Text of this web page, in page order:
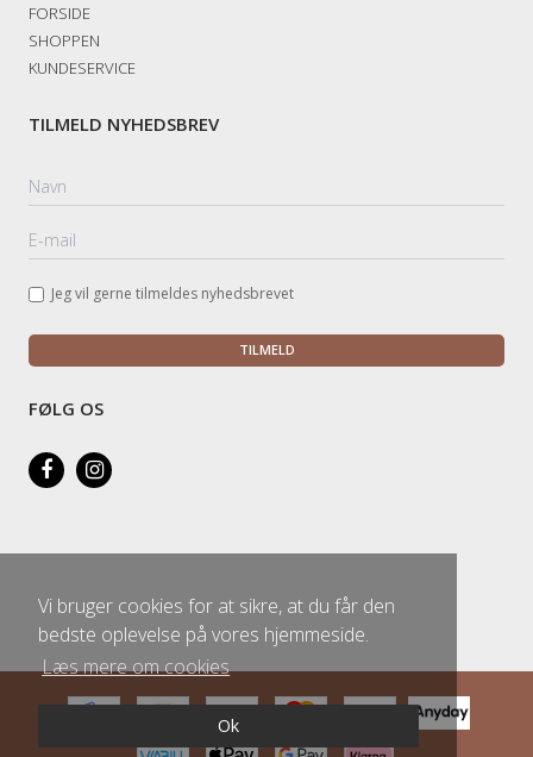
Vi bruger cookies for at sikre, at du får den
bedste oplevelse på vores hjemmeside.
Læs mere om cookies
Ok
FORSIDE
SHOPPEN
KUNDESERVICE
TILMELD NYHEDSBREV
Jeg vil gerne tilmeldes nyhedsbrevet
TILMELD
FØLG OS